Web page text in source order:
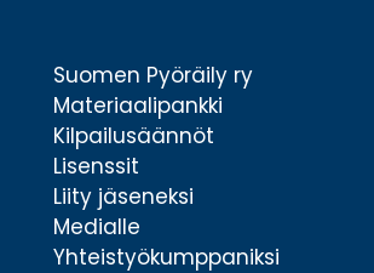
Suomen Pyöräily ry
Materiaalipankki
Kilpailusäännöt
Lisenssit
Liity jäseneksi
Medialle
Yhteistyökumppaniksi